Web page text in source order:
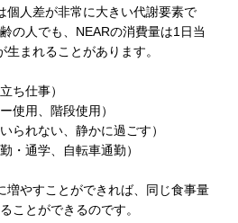
個人差が非常に大きい代謝要素で
の人でも、NEARの消費量は1日当
まれることがあります。
ち仕事）
使用、階段使用）
られない、静かに過ごす）
・通学、自転車通勤）
増やすことができれば、同じ食事量
ことができるのです。